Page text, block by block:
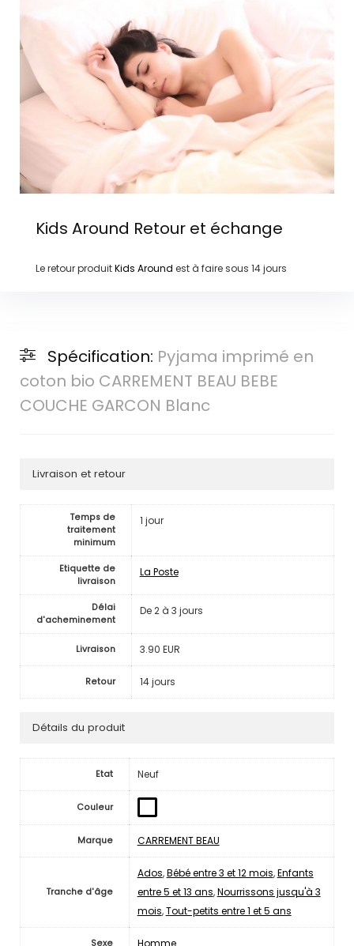
Kids Around Retour et échange
Le retour produitKids Around est à faire sous 14 jours
Spécification: Pyjama imprimé en
coton bio CARREMENT BEAU BEBE
COUCHE GARCON Blanc
Livraison et retour
Temps de
traitement
minimum
1 jour
Etiquette de
livraison
La Poste
Délai
d'acheminement
De 2 à 3 jours
Livraison 3.90 EUR
Retour 14 jours
Détails du produit
Etat Neuf
Couleur
Marque CARREMENT BEAU
Tranche d'âge
Ados,Bébé entre 3 et 12 mois,Enfants
entre 5 et 13 ans,Nourrissons jusqu'à 3
mois,Tout-petits entre 1 et 5 ans
Sexe Homme